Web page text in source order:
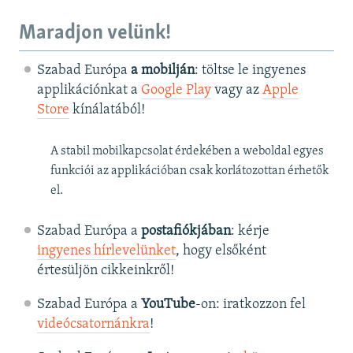
Maradjon velünk!
Szabad Európa a mobilján: töltse le ingyenes
applikációnkat a Google Playvagy az Apple
Store kínálatából!
A stabil mobilkapcsolat érdekében a weboldal egyes
funkciói az applikációban csak korlátozottan érhetők
el.
Szabad Európa a postafiókjában: kérje
ingyenes hírlevelünket, hogy elsőként
értesüljön cikkeinkről!
Szabad Európa a YouTube-on: iratkozzon fel
videócsatornánkra!